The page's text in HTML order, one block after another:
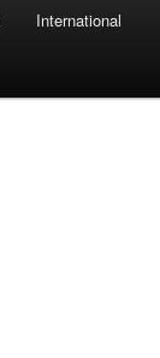
International